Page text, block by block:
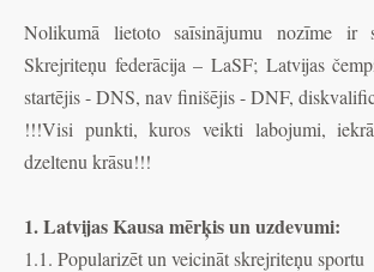
Nolikumā lietoto saīsinājumu nozīme ir
Skrejriteņu federācija – LaSF; Latvijas
startējis - DNS, nav finišējis - DNF,
!!!Visi punkti, kuros veikti labojumi,
dzeltenu krāsu!!!
1. Latvijas Kausa mērķis un uzdevumi:
1.1. Popularizēt un veicināt skrejriteņu sportu